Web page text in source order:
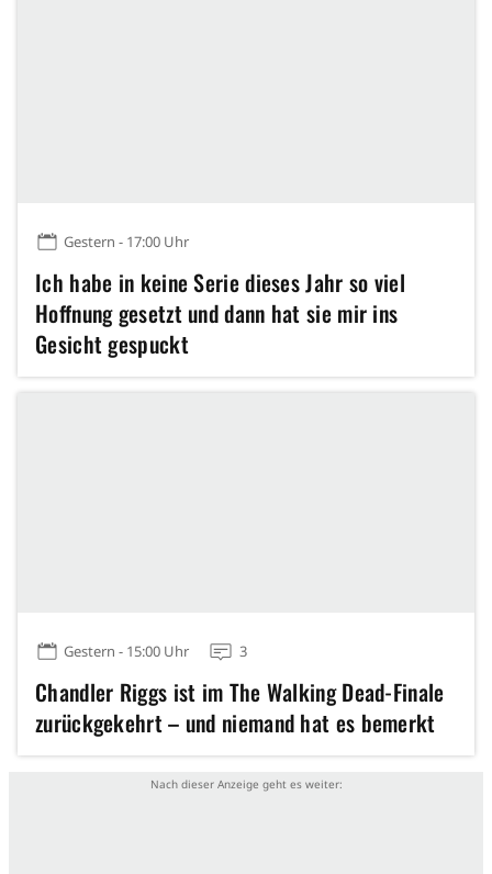
Gestern - 17:00 Uhr
Ich habe in keine Serie dieses Jahr so viel
Hoffnung gesetzt und dann hat sie mir ins
Gesicht gespuckt
Gestern - 15:00 Uhr 3
Chandler Riggs ist im The Walking Dead-Finale
zurückgekehrt – und niemand hat es bemerkt